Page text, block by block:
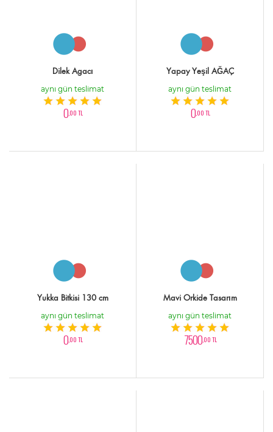
Dilek Agacı
aynı gün teslimat
0,00 TL
Yapay Yeşil AĞAÇ
aynı gün teslimat
0,00 TL
Yukka Bitkisi 130 cm
aynı gün teslimat
0,00 TL
Mavi Orkide Tasarım
aynı gün teslimat
7500,00 TL